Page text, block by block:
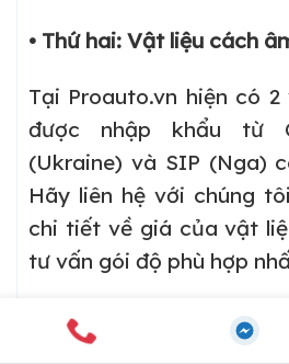
• Thứ hai: Vật liệu cách
Tại Proauto.vn hiện có
được nhập khẩu từ
(Ukraine) và SIP (Nga)
Hãy liên hệ với chúng
chi tiết về giá của vật
tư vấn gói độ phù hợp
Quy trình dán
Fiesta tại Proauto.vn